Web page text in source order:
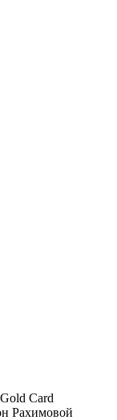
Card
Рахимовой